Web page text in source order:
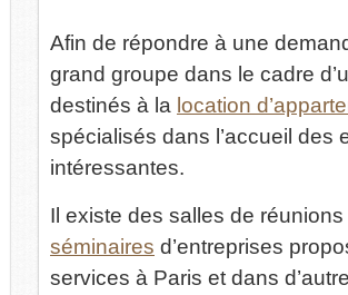
Afin de répondre à une
grand groupe dans le cadre
destinés à la location
spécialisés dans l’accueil des
intéressantes.
Il existe des salles de
séminaires d’entreprises
services à Paris et dans